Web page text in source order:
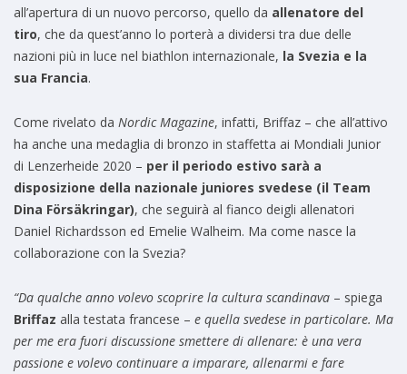
all’apertura di un nuovo percorso, quello da allenatore del
tiro, che da quest’anno lo porterà a dividersi tra due delle
nazioni più in luce nel biathlon internazionale, la Svezia e la
sua Francia.
Come rivelato da Nordic Magazine, infatti, Briffaz – che all’attivo
ha anche una medaglia di bronzo in staffetta ai Mondiali Junior
di Lenzerheide 2020 – per il periodo estivo sarà a
disposizione della nazionale juniores svedese (il Team
Dina Försäkringar), che seguirà al fianco deigli allenatori
Daniel Richardsson ed Emelie Walheim. Ma come nasce la
collaborazione con la Svezia?
“Da qualche anno volevo scoprire la cultura scandinava – spiega
Briffaz alla testata francese – e quella svedese in particolare. Ma
per me era fuori discussione smettere di allenare: è una vera
passione e volevo continuare a imparare, allenarmi e fare